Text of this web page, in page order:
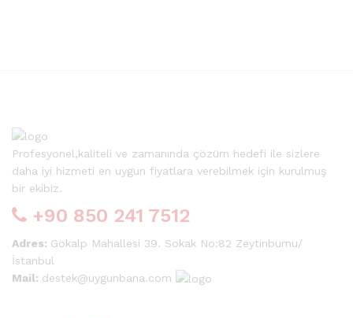
Profesyonel,kaliteli ve zamanında çözüm hedefi ile sizlere
daha iyi hizmeti en uygun fiyatlara verebilmek için kurulmuş
bir ekibiz.
+90 850 241 7512
Adres: Gökalp Mahallesi 39. Sokak No:82 Zeytinburnu/
İstanbul
Mail: destek@uygunbana.com